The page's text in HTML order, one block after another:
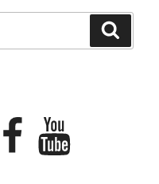
FacebookYouTube